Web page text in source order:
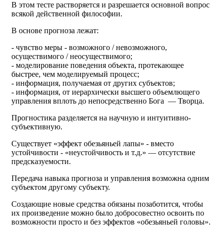
В этом тесте растворяется и разрешается основной вопрос
всякой действенной философии.
В основе прогноза лежат:
- чувство меры - возможного / невозможного,
осуществимого / неосуществимого;
- моделирование поведения объекта, протекающее
быстрее, чем моделируемый процесс;
- информация, получаемая от других субъектов;
- информация, от иерархически высшего объемлющего
управления вплоть до непосредственно Бога — Творца.
Прогностика разделяется на научную и интуитивно-
субъективную.
Существует «эффект обезьяньей лапы» - вместо
устойчивости - «неустойчивость и т.д.» — отсутствие
предсказуемости.
Передача навыка прогноза и управления возможна одним
субъектом другому субъекту.
Создающие новые средства обязаны позаботится, чтобы
их произведение можно было добросовестно освоить по
возможности просто и без эффектов «обезьяньей головы».